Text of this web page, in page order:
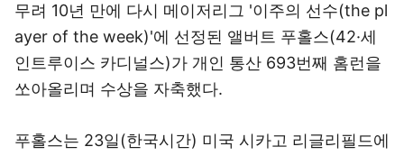
무려 10년 만에 다시 메이저리그 '이주의 선수(the pl
ayer of the week)'에 선정된 앨버트 푸홀스(42·세
인트루이스 카디널스)가 개인 통산 693번째 홈런을
쏘아올리며 수상을 자축했다.
푸홀스는 23일(한국시간) 미국 시카고 리글리필드에